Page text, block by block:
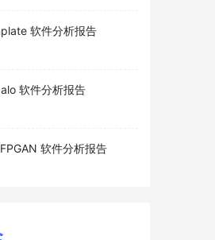
软件分析报告
软件分析报告
软件分析报告